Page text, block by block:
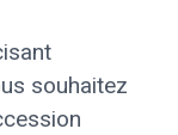
souhaitez